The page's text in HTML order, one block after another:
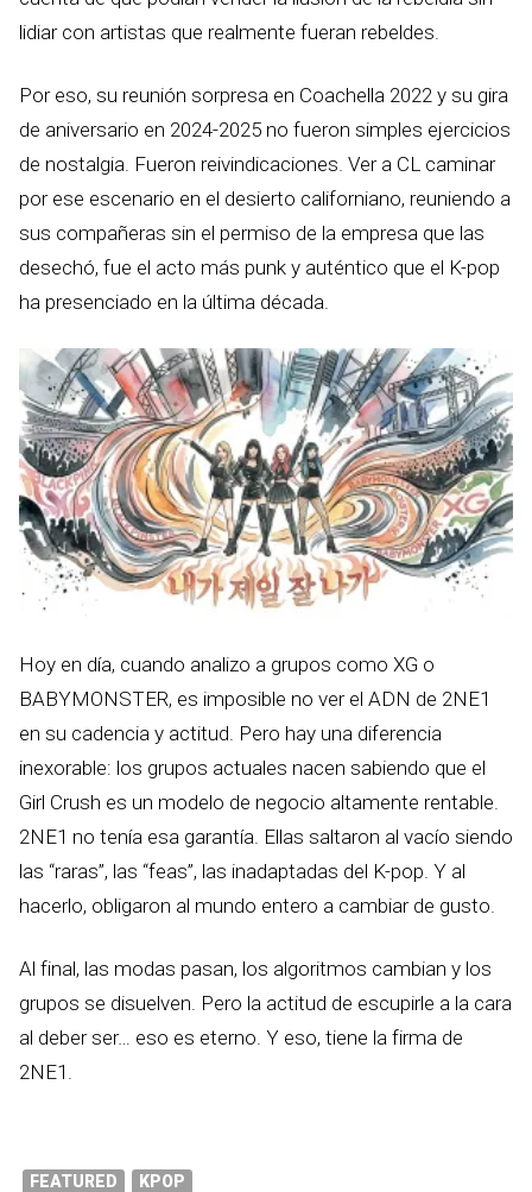
lidiar con artistas que realmente fueran rebeldes.
Por eso, su reunión sorpresa en Coachella 2022 y su gira
de aniversario en 2024-2025 no fueron simples ejercicios
de nostalgia. Fueron reivindicaciones. Ver a CL caminar
por ese escenario en el desierto californiano, reuniendo a
sus compañeras sin el permiso de la empresa que las
desechó, fue el acto más punk y auténtico que el K-pop
ha presenciado en la última década.
Hoy en día, cuando analizo a grupos como XG o
BABYMONSTER, es imposible no ver el ADN de 2NE1
en su cadencia y actitud. Pero hay una diferencia
inexorable: los grupos actuales nacen sabiendo que el
Girl Crush es un modelo de negocio altamente rentable.
2NE1 no tenía esa garantía. Ellas saltaron al vacío siendo
las “raras”, las “feas”, las inadaptadas del K-pop. Y al
hacerlo, obligaron al mundo entero a cambiar de gusto.
Al final, las modas pasan, los algoritmos cambian y los
grupos se disuelven. Pero la actitud de escupirle a la cara
al deber ser… eso es eterno. Y eso, tiene la firma de
2NE1.
FEATURED KPOP